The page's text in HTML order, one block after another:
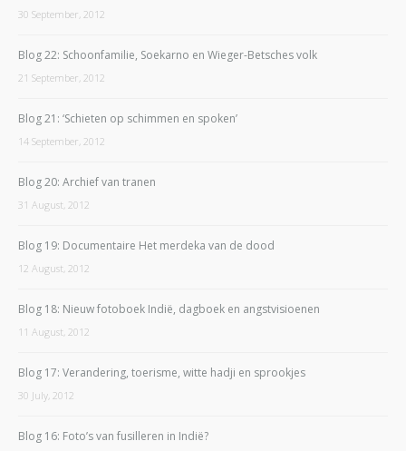
30 September, 2012
Blog 22: Schoonfamilie, Soekarno en Wieger-Betsches volk
21 September, 2012
Blog 21: ‘Schieten op schimmen en spoken’
14 September, 2012
Blog 20: Archief van tranen
31 August, 2012
Blog 19: Documentaire Het merdeka van de dood
12 August, 2012
Blog 18: Nieuw fotoboek Indië, dagboek en angstvisioenen
11 August, 2012
Blog 17: Verandering, toerisme, witte hadji en sprookjes
30 July, 2012
Blog 16: Foto’s van fusilleren in Indië?